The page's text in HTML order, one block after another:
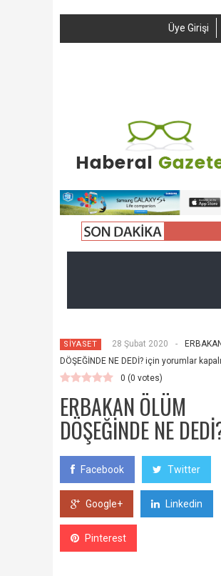
Üye Girişi
SİYASET 28 Şubat 2020 -
DÖŞEĞİNDE NE DEDİ? için yorumlar kapalı
0 (0 votes)
ERBAKAN ÖLÜM
DÖŞEĞİNDE NE
Facebook Twitter
Google+ Linkedin
Pinterest